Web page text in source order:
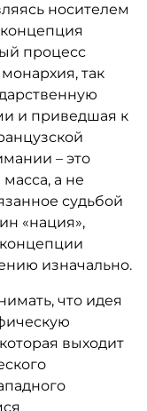
носителем
процесс
так
и приведшая к
– это
а не
судьбой
«нация»,
изначально.
что идея
выходит